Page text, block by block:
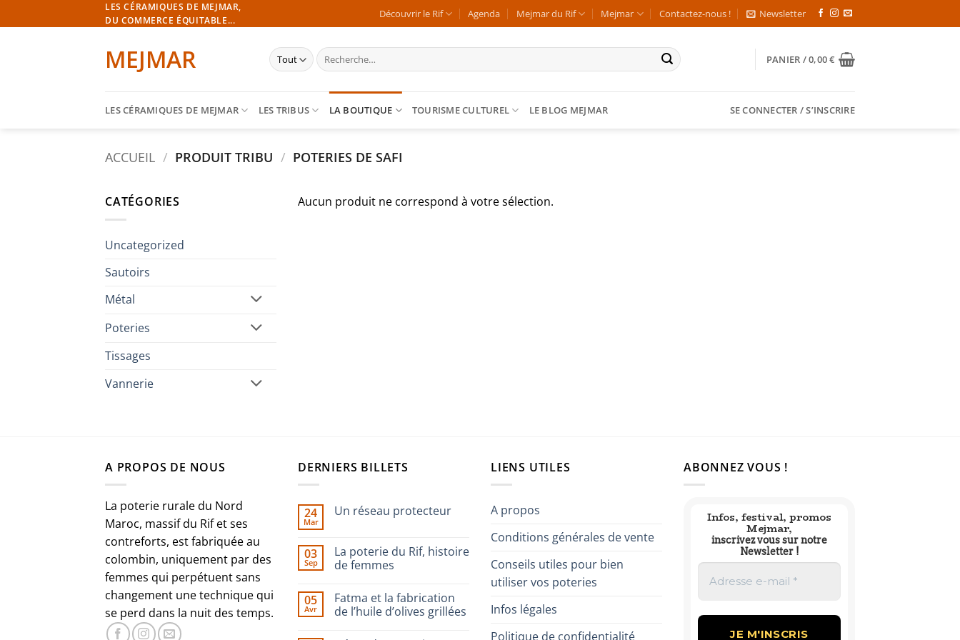
au
LES CÉRAMIQUES DE MEJMAR,
DU COMMERCE ÉQUITABLE...
Découvrir le Rif Agenda Mejmar du Rif Mejmar Contactez-nous ! Newsletter
MEJMAR
Recherche
pour :
PANIER /0,00€
LES CÉRAMIQUES DE MEJMAR LES TRIBUS LA BOUTIQUE TOURISME CULTUREL LE BLOG MEJMAR SE CONNECTER / S’INSCRIRE
ACCUEIL / PRODUIT TRIBU / POTERIES DE SAFI
CATÉGORIES
Uncategorized
Sautoirs
Métal
Poteries
Tissages
Vannerie
Aucun produit ne correspond à votre sélection.
A PROPOS DE NOUS
La poterie rurale du Nord
Maroc, massif du Rif et ses
contreforts, est fabriquée au
colombin, uniquement par des
femmes qui perpétuent sans
changement une technique qui
se perd dans la nuit des temps.
DERNIERS BILLETS
24
Mar
Un réseau protecteur
Un
réseau
protecteur
03
Sep
La poterie du Rif, histoire
de femmes
sur
La
poterie
05
Avr
Fatma et la fabrication
de l’huile d’olives grillées
LIENS UTILES
A propos
Conditions générales de vente
Conseils utiles pour bien
utiliser vos poteries
Infos légales
Politique de confidentialité
ABONNEZ VOUS !
Infos, festival, promos
Mejmar,
inscrivez vous sur notre
Newsletter !